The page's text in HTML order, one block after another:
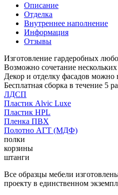
Описание
Отделка
Внутреннее наполнение
Информация
Отзывы
Изготовление гардеробных
Возможно сочетание
Декор и отделку фасадов
Бесплатная сборка в течение 5
ЛДСП
Пластик Alvic Luxe
Пластик HPL
Пленка ПВХ
Полотно АГТ (МДФ)
полки
корзины
штанги
Все образцы мебели
проекту в единственном